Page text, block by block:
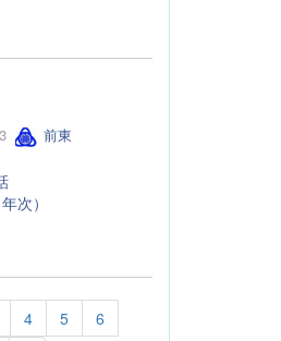
前東
次）
4 5
6